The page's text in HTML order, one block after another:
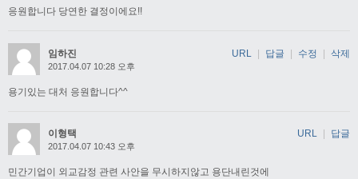
응원합니다 당연한 결정이에요!!
임하진
2017.04.07 10:28 오후
용기있는 대처 응원합니다^^
URL | 답글 | 수정 | 삭제
이형택
2017.04.07 10:43 오후
민간기업이 외교감정 관련 사안을 무시하지않고 용단내린것에
URL 답글